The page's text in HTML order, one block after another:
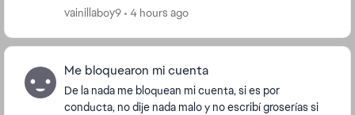
- 100 ms, pero cuando juego tengo 280 - 3...
vainillaboy9 4 hours ago
Me bloquearon mi cuenta
De la nada me bloquean mi cuenta, si es por
conducta, no dije nada malo y no escribí groserías si